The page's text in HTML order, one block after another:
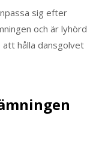
sig efter
och är lyhörd
hålla dansgolvet